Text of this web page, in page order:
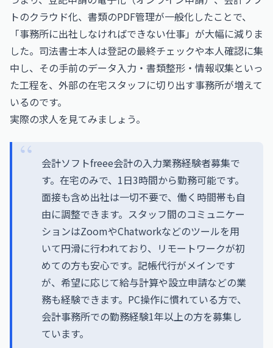
トのクラウド化、書類のPDF管理が一般化したことで、
「事務所に出社しなければできない仕事」が大幅に減りま
した。司法書士本人は登記の最終チェックや本人確認に集
中し、その手前のデータ入力・書類整形・情報収集といっ
た工程を、外部の在宅スタッフに切り出す事務所が増えて
いるのです。
実際の求人を見てみましょう。
会計ソフトfreee会計の入力業務経験者募集で
す。在宅のみで、1日3時間から勤務可能です。
面接も含め出社は一切不要で、働く時間帯も自
由に調整できます。スタッフ間のコミュニケー
ションはZoomやChatworkなどのツールを用
いて円滑に行われており、リモートワークが初
めての方も安心です。記帳代行がメインです
が、希望に応じて給与計算や設立申請などの業
務も経験できます。PC操作に慣れている方で、
会計事務所での勤務経験1年以上の方を募集し
ています。